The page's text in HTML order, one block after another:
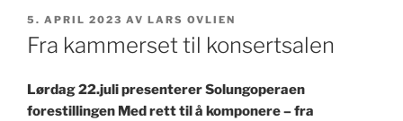
PUBLISERT
5. APRIL 2023 AV LARS OVLIEN
Fra kammerset til konsertsalen
Lørdag 22.juli presenterer Solungoperaen
forestillingen Med rett til å komponere – fra